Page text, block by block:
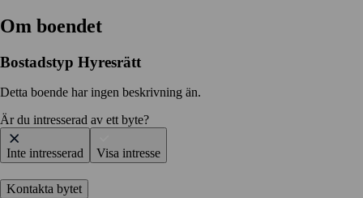
Om boendet
Bostadstyp Hyresrätt
Detta boende har ingen beskrivning än.
Är du intresserad av ett byte?
Inte intresserad Visa intresse
Kontakta bytet